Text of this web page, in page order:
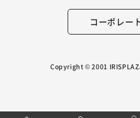
コーポレー
Copyright © 2001